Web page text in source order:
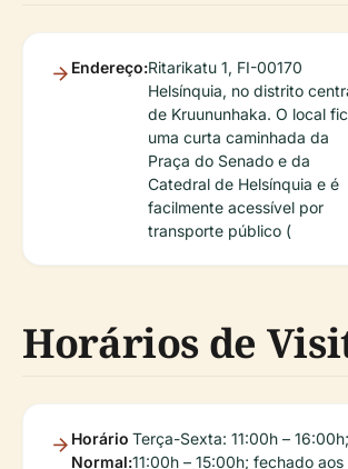
Endereço:Ritarikatu 1, FI-00170
Helsínquia, no distrito
de Kruununhaka. O local
uma curta caminhada da
Praça do Senado e da
Catedral de Helsínquia e é
facilmente acessível por
transporte público (
Horários de
Horário
Normal:
Terça-Sexta: 11:00h –
11:00h – 15:00h; fechado aos